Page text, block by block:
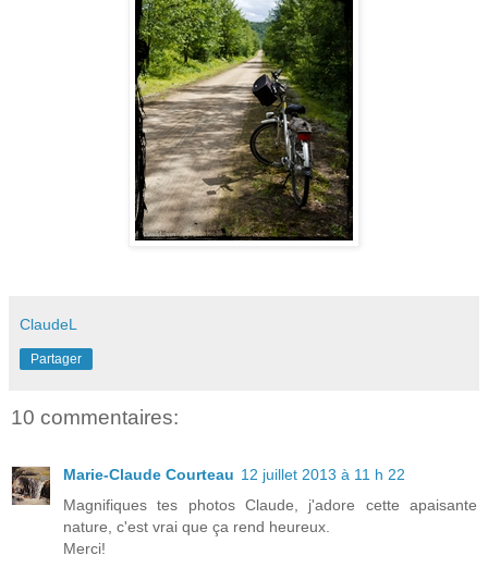
ClaudeL
Partager
10 commentaires:
Marie-Claude Courteau 12 juillet 2013 à 11 h 22
Magnifiques tes photos Claude, j'adore cette apaisante
nature, c'est vrai que ça rend heureux.
Merci!